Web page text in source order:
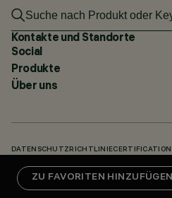
ZU FAVORITEN HINZUFÜGEN
Kontakte und Standorte
Social
Produkte
Über uns
DATENSCHUTZRICHTLINIE
UNSERE CODES KNOWLEDGE BASE (LOGIN